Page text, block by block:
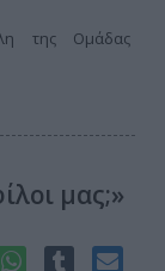
της Ομάδας
μας;»